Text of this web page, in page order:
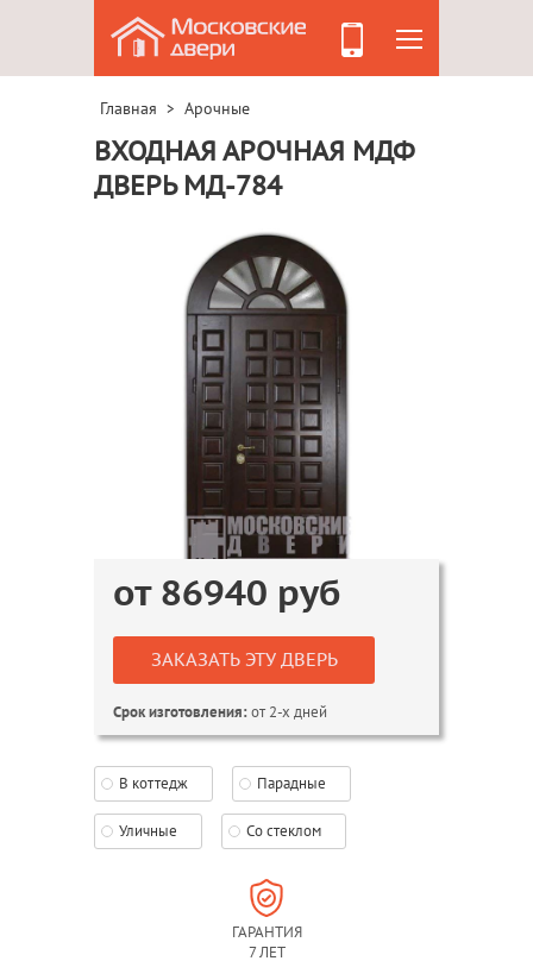
Главная > Арочные
ВХОДНАЯ АРОЧНАЯ МДФ
ДВЕРЬ МД-784
от 86940 руб
ЗАКАЗАТЬ ЭТУ ДВЕРЬ
Срок изготовления:от 2-х дней
В коттедж Парадные
Уличные Со стеклом
ГАРАНТИЯ
7 ЛЕТ